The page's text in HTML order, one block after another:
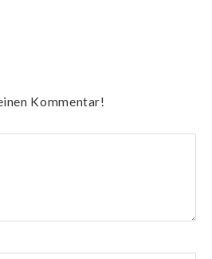
Kommentar!